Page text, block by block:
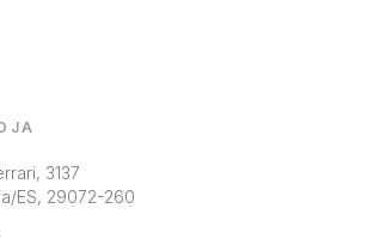
3137
ES, 29072-260